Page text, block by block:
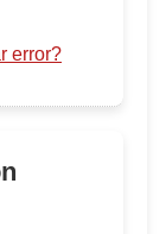
error?